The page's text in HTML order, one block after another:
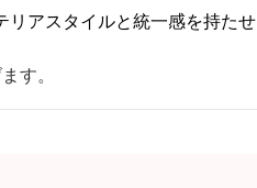
アスタイルと統一感を持た
す。